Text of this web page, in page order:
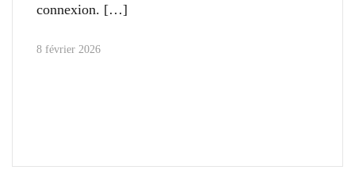
connexion.
8 février 2026